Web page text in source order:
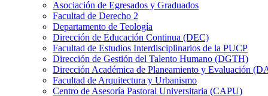
Asociación de Egresados y Graduados
Facultad de Derecho 2
Departamento de Teología
Dirección de Educación Continua (DEC)
Facultad de Estudios Interdisciplinarios de la PUCP
Dirección de Gestión del Talento Humano (DGTH)
Dirección Académica de Planeamiento y Evaluación
Facultad de Arquitectura y Urbanismo
Centro de Asesoría Pastoral Universitaria (CAPU)